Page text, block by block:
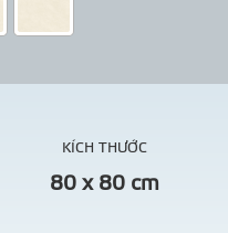
KÍCH THƯỚC
80 x 80 cm